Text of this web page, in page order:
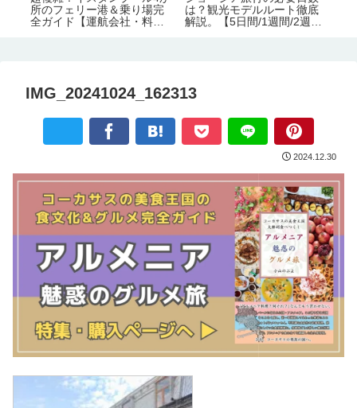
所のフェリー港＆乗り場完
全ガイド【運航会社・料
は？観光モデルルート徹底
解説。【5日間/1週間/2週
IMG_20241024_162313
2024.12.30